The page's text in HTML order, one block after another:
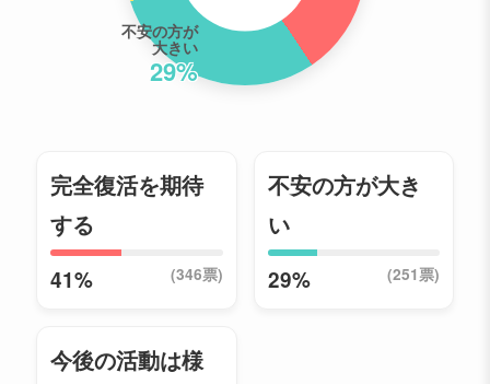
不安の方が
大きい
29%
完全復活を期待
する
41% (346票)
不安の方が大き
い
29% (251票)
今後の活動は様